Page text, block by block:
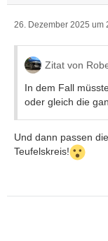
26. Dezember 2025 um
Zitat von
In dem Fall
oder gleich die
Und dann passen
Teufelskreis!